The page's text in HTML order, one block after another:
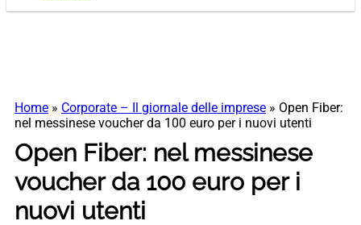
Home » Corporate – Il giornale delle imprese » Open Fiber:
nel messinese voucher da 100 euro per i nuovi utenti
Open Fiber: nel messinese
voucher da 100 euro per i
nuovi utenti